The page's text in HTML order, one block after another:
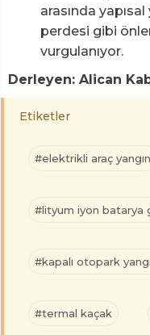
arasında
perdesi gibi
vurgulanıyor.
Derleyen: Alican
Etiketler
#elektrikli araç
#lityum iyon batarya
#kapalı otopark
#termal kaçak